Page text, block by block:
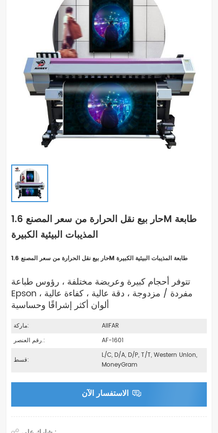
حار بيع نقل الحرارة من سعر المصنع 1.6M طابعة
المذيبات البيئية الكبيرة
حار بيع نقل الحرارة من سعر المصنع 1.6M طابعة المذيبات البيئية الكبيرة
تتوفر أحجام كبيرة وعريضة مختلفة ، رؤوس طباعة
Epson مفردة / مزدوجة ، دقة عالية ، كفاءة عالية ،
ألوان أكثر إشراقًا وحساسية
ماركة:
AIIFAR
رقم العنصر.:
AF-1601
قسط:
L/C, D/A, D/P, T/T, Western Union,
MoneyGram
الاستفسار الآن